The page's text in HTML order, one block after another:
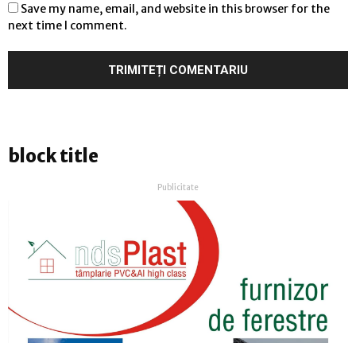
Save my name, email, and website in this browser for the
next time I comment.
block title
Publicitate